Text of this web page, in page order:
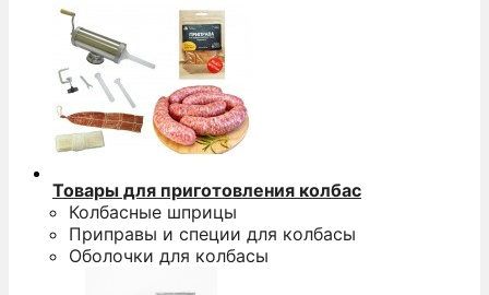
Товары для приготовления колбас
Колбасные шприцы
Приправы и специи для колбасы
Оболочки для колбасы